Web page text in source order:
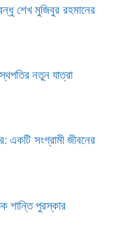
শেখ মুজিবুর রহমানের
নতুন যাত্রা
একটি সংগ্রামী জীবনের
শান্তি পুরস্কার